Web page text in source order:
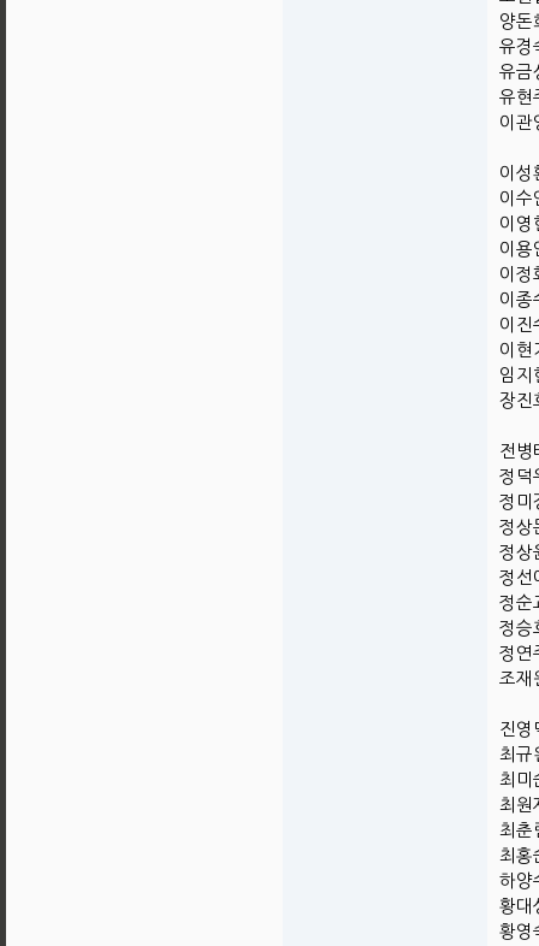
양돈
유경
유금
유현
이
이
이수
이
이용
이
이종
이
이현
임지
장진
전
정덕
정미
정상
정상
정선
정순
정
정연
조재
진영
최규
최미
최원
최춘
최홍
하양
황대
황영